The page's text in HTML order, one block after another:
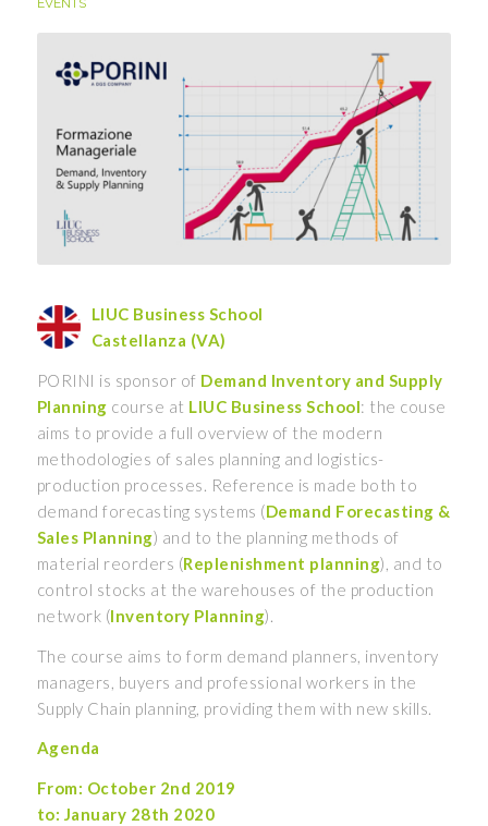
EVENTS
LIUC Business School
Castellanza (VA)
PORINI is sponsor of Demand Inventory and Supply
Planning course at LIUC Business School: the couse
aims to provide a full overview of the modern
methodologies of sales planning and logistics-
production processes. Reference is made both to
demand forecasting systems (Demand Forecasting &
Sales Planning) and to the planning methods of
material reorders (Replenishment planning), and to
control stocks at the warehouses of the production
network (Inventory Planning).
The course aims to form demand planners, inventory
managers, buyers and professional workers in the
Supply Chain planning, providing them with new skills.
Agenda
From: October 2nd 2019
to: January 28th 2020